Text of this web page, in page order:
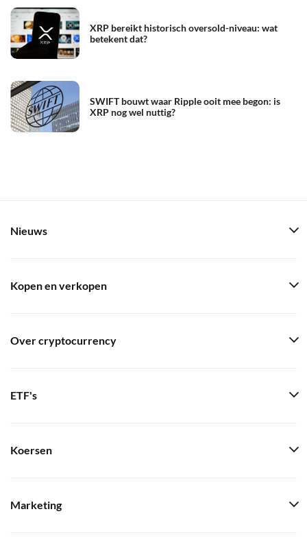
XRP bereikt historisch oversold-niveau: wat
betekent dat?
SWIFT bouwt waar Ripple ooit mee begon: is
XRP nog wel nuttig?
Nieuws
Kopen en verkopen
Over cryptocurrency
ETF's
Koersen
Marketing